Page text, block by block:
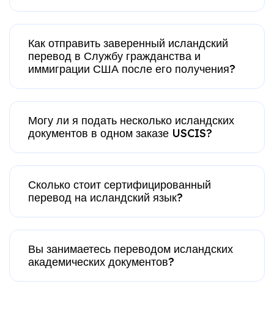
Как отправить заверенный исландский
перевод в Службу гражданства и
иммиграции США после его получения?
Могу ли я подать несколько исландских
документов в одном заказе USCIS?
Сколько стоит сертифицированный
перевод на исландский язык?
Вы занимаетесь переводом исландских
академических документов?